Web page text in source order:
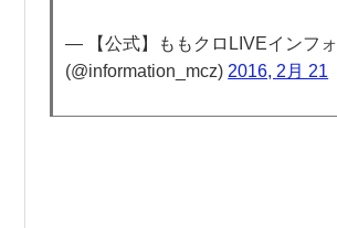
— 【公式】ももクロLIVEインフォ
(@information_mcz) 2016, 2月 21